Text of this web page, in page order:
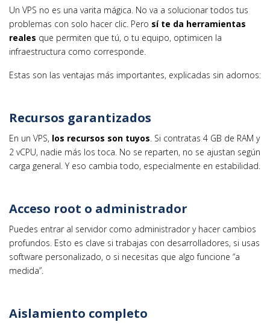
Un VPS no es una varita mágica. No va a solucionar todos tus
problemas con solo hacer clic. Pero sí te da herramientas
reales que permiten que tú, o tu equipo, optimicen la
infraestructura como corresponde.
Estas son las ventajas más importantes, explicadas sin adornos:
Recursos garantizados
En un VPS, los recursos son tuyos. Si contratas 4 GB de RAM y
2 vCPU, nadie más los toca. No se reparten, no se ajustan según
carga general. Y eso cambia todo, especialmente en estabilidad.
Acceso root o administrador
Puedes entrar al servidor como administrador y hacer cambios
profundos. Esto es clave si trabajas con desarrolladores, si usas
software personalizado, o si necesitas que algo funcione “a
medida”.
Aislamiento completo